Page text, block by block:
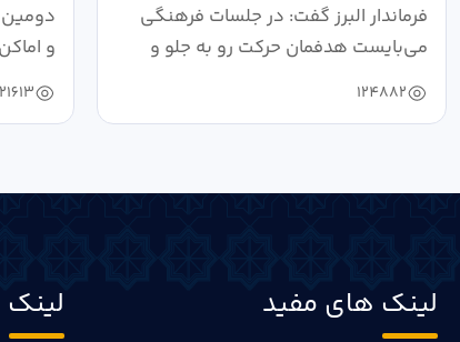
فرماندار البرز گفت: در جلسات فرهنگی
می‌بایست هدفمان حرکت رو به جلو و
دستیابی...
124882
و
۱۴۰۴ به...
لینک های مفید